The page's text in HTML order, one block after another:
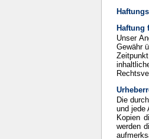
Haftung
Unser
Gewähr
Die
und jede
Kopien
werden